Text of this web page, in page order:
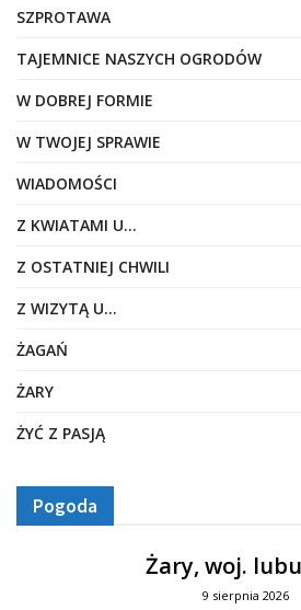
SZPROTAWA
TAJEMNICE NASZYCH OGRODÓW
W DOBREJ FORMIE
W TWOJEJ SPRAWIE
WIADOMOŚCI
Z KWIATAMI U…
Z OSTATNIEJ CHWILI
Z WIZYTĄ U…
ŻAGAŃ
ŻARY
ŻYĆ Z PASJĄ
Pogoda
Żary, woj.
9 sierpnia 2026